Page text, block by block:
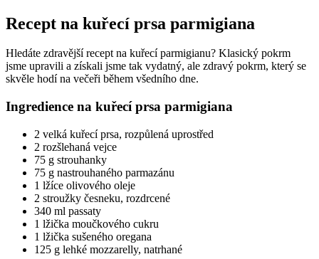
Recept na kuřecí prsa parmigiana
Hledáte zdravější recept na kuřecí parmigianu? Klasický pokrm
jsme upravili a získali jsme tak vydatný, ale zdravý pokrm, který se
skvěle hodí na večeři během všedního dne.
Ingredience na kuřecí prsa parmigiana
2 velká kuřecí prsa, rozpůlená uprostřed
2 rozšlehaná vejce
75 g strouhanky
75 g nastrouhaného parmazánu
1 lžíce olivového oleje
2 stroužky česneku, rozdrcené
340 ml passaty
1 lžička moučkového cukru
1 lžička sušeného oregana
125 g lehké mozzarelly, natrhané